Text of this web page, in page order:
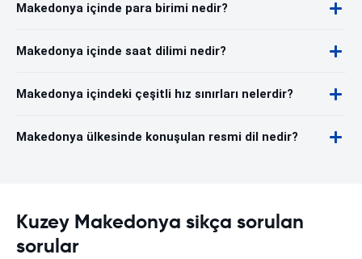
Makedonya içinde para birimi nedir?
Makedonya içinde saat dilimi nedir?
Makedonya içindeki çeşitli hız sınırları nelerdir?
Makedonya ülkesinde konuşulan resmi dil nedir?
Kuzey Makedonya sikça sorulan
sorular